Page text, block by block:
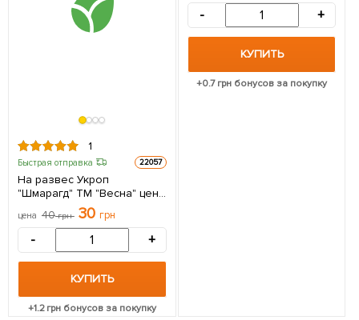
1
Быстрая отправка 22057
На развес Укроп
"Шмарагд" ТМ "Весна" цена
цена 40грн 30 грн
- +
КУПИТЬ
+1.2грн бонусов за покупку
- +
КУПИТЬ
+0.7грн бонусов за покупку